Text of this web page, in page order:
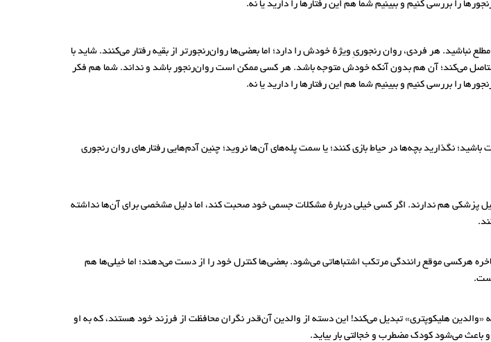
را بررسی کنیم و ببینیم شما هم این رفتارها را دارید یا نه.
نباشید. هر فردی، روان رنجوریِ ویژهٔ خودش را دارد؛ اما بعضی‌ها روان‌رنجورتر از بقیه رفتار می‌کنند. شاید با
می‌کند؛ آن هم بدون آنکه خودش متوجه باشد. هر کسی ممکن است روان‌رنجور باشد و نداند. شما هم فکر
را بررسی کنیم و ببینیم شما هم این رفتارها را دارید یا نه.
نگذارید بچه‌ها در حیاط بازی کنند؛ یا سمت پله‌های آن‌ها نروید؛ چنین آدم‌هایی رفتارهای روان رنجوری
پزشکی هم ندارند. اگر کسی خیلی دربارهٔ مشکلات جسمی خود صحبت کند، اما دلیل مشخصی برای آن‌ها نداشته
هرکسی موقع رانندگی مرتکب اشتباهاتی می‌شود. بعضی‌ها کنترل خود را از دست می‌دهند؛ اما خیلی‌ها هم
هلیکوپتری» تبدیل می‌کند! این دسته از والدین آن‌قدر نگران محافظت از فرزند خود هستند، که به او
باعث می‌شود کودک مضطرب و خجالتی بار بیاید.